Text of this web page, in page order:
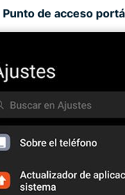
Punto de acceso